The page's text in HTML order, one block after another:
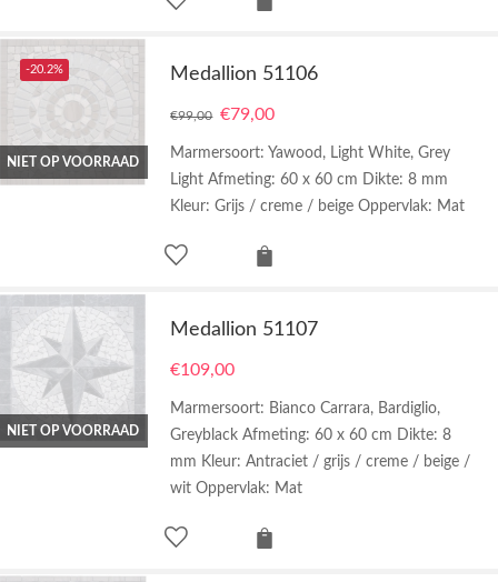
-20.2%
NIET OP VOORRAAD
Medallion 51106
€99,00 €79,00
Marmersoort: Yawood, Light White, Grey
Light Afmeting: 60 x 60 cm Dikte: 8 mm
Kleur: Grijs / creme / beige Oppervlak: Mat
NIET OP VOORRAAD
Medallion 51107
€109,00
Marmersoort: Bianco Carrara, Bardiglio,
Greyblack Afmeting: 60 x 60 cm Dikte: 8
mm Kleur: Antraciet / grijs / creme / beige /
wit Oppervlak: Mat